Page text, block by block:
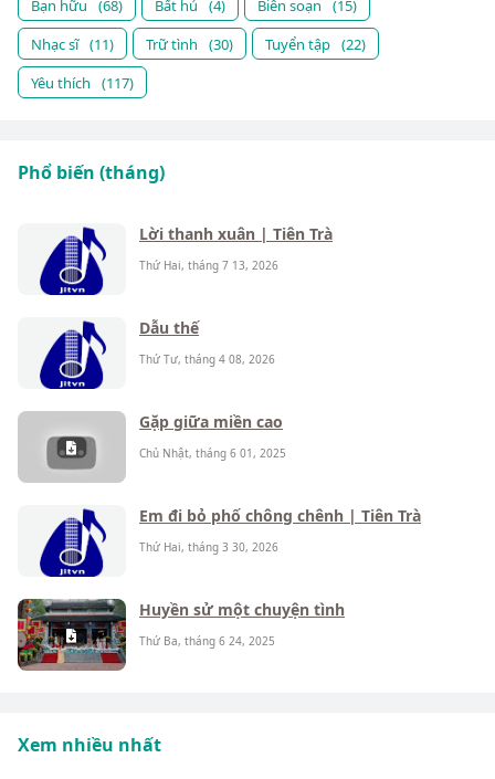
Bạn hữu (68) Bất hủ (4) Biên soạn
(15)
Nhạc sĩ (11) Trữ tình (30) Tuyển tập (22)
Yêu thích
(117)
Phổ biến (tháng)
Lời thanh xuân | Tiên Trà
Thứ Hai, tháng 7 13, 2026
Dẫu thế
Thứ Tư, tháng 4 08, 2026
Gặp giữa miền cao
Chủ Nhật, tháng 6 01, 2025
Em đi bỏ phố chông chênh | Tiên Trà
Thứ Hai, tháng 3 30, 2026
Huyền sử một chuyện tình
Thứ Ba, tháng 6 24, 2025
Xem nhiều nhất